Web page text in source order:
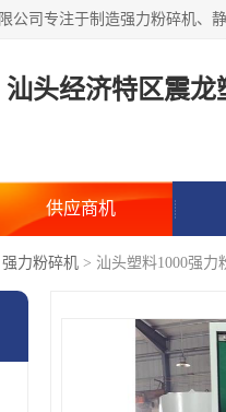
汕头经济特区震龙
供应商机
强力粉碎机 > 汕头塑料1000强力